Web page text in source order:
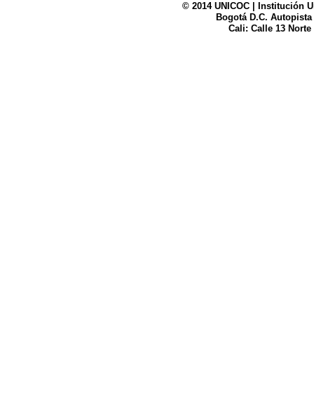
© 2014 UNICOC | Institución
Bogotá D.C. Autopista
Cali: Calle 13 Norte